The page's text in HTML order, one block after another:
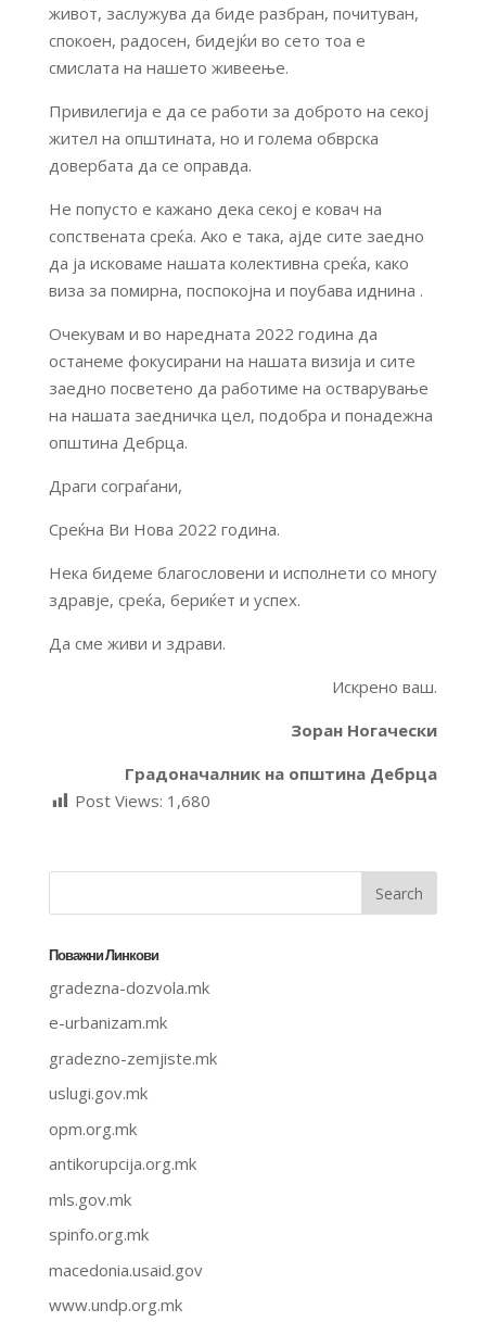
живот, заслужува да биде разбран, почитуван,
спокоен, радосен, бидејќи во сето тоа е
смислата на нашето живеење.
Привилегија е да се работи за доброто на секој
жител на општината, но и голема обврска
довербата да се оправда.
Не попусто е кажано дека секој е ковач на
сопствената среќа. Ако е така, ајде сите заедно
да ја исковаме нашата колективна среќа, како
виза за помирна, поспокојна и поубава иднина .
Очекувам и во наредната 2022 година да
останеме фокусирани на нашата визија и сите
заедно посветено да работиме на остварување
на нашата заедничка цел, подобра и понадежна
општина Дебрца.
Драги сограѓани,
Среќна Ви Нова 2022 година.
Нека бидеме благословени и исполнети со многу
здравје, среќа, бериќет и успех.
Да сме живи и здрави.
Искрено ваш.
Зоран Ногачески
Градоначалник на општина Дебрца
Post Views: 1,680
Поважни Линкови
gradezna-dozvola.mk
e-urbanizam.mk
gradezno-zemjiste.mk
uslugi.gov.mk
opm.org.mk
antikorupcija.org.mk
mls.gov.mk
spinfo.org.mk
macedonia.usaid.gov
www.undp.org.mk